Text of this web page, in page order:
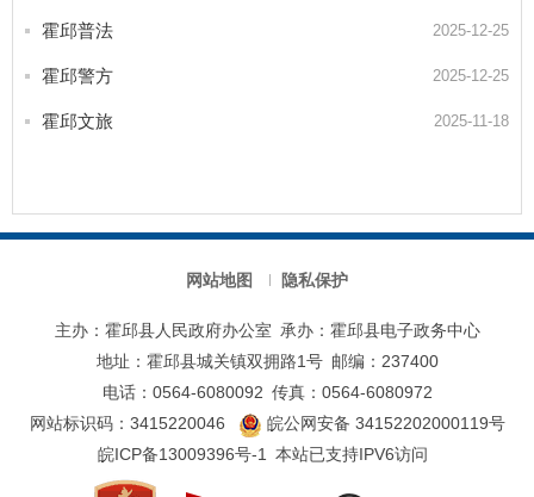
2025-12-25
霍邱普法
2025-12-25
霍邱警方
2025-11-18
霍邱文旅
网站地图 隐私保护
主办：霍邱县人民政府办公室 承办：霍邱县电子政务中心
地址：霍邱县城关镇双拥路1号 邮编：237400
电话：0564-6080092 传真：0564-6080972
网站标识码：3415220046
皖公网安备 34152202000119号
皖ICP备13009396号-1 本站已支持IPV6访问